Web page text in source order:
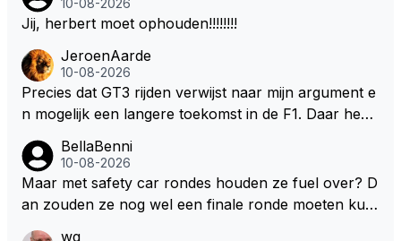
Jij, herbert moet ophouden!!!!!!!!
JeroenAarde
10-08-2026
Precies dat GT3 rijden verwijst naar mijn argument e
n mogelijk een langere toekomst in de F1. Daar heeft
erademing was. Dit zou in de F1 bij elke race moeten
zijn. Stel de auto's worden zoals ik omschreef en M
ax kan helemaal los gaan met zijn talenten, dan zie i
BellaBenni
10-08-2026
Maar met safety car rondes houden ze fuel over? D
an zouden ze nog wel een finale ronde moeten kun
wg